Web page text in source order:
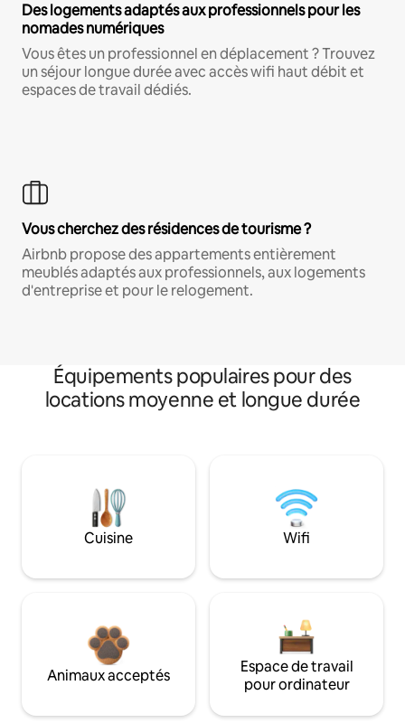
Des logements adaptés aux professionnels pour les
nomades numériques
Vous êtes un professionnel en déplacement ? Trouvez
un séjour longue durée avec accès wifi haut débit et
espaces de travail dédiés.
Vous cherchez des résidences de tourisme ?
Airbnb propose des appartements entièrement
meublés adaptés aux professionnels, aux logements
d'entreprise et pour le relogement.
Équipements populaires pour des
locations moyenne et longue durée
Cuisine Wifi
Animaux acceptés
Espace de travail
pour ordinateur